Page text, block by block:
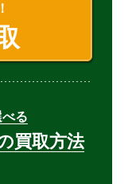
べる
買取方法